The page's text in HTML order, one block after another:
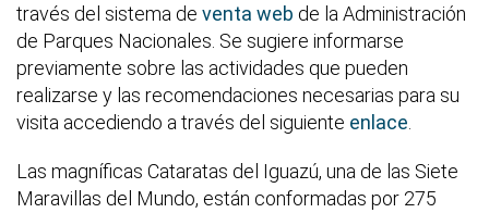
través del sistema de venta web de la Administración
de Parques Nacionales. Se sugiere informarse
previamente sobre las actividades que pueden
realizarse y las recomendaciones necesarias para su
visita accediendo a través del siguiente enlace.
Las magníficas Cataratas del Iguazú, una de las Siete
Maravillas del Mundo, están conformadas por 275